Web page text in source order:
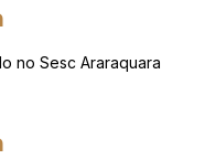
no Sesc Araraquara